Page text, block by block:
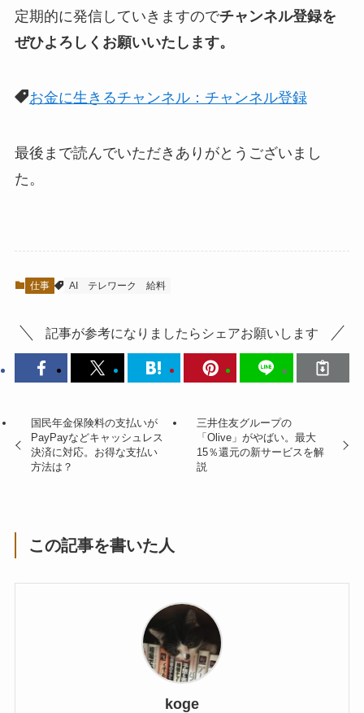
定期的に発信していきますのでチャンネル登録を
ぜひよろしくお願いいたします。
お金に生きるチャンネル：チャンネル登録
最後まで読んでいただきありがとうございまし
た。
仕事 AI テレワーク 給料
記事が参考になりましたらシェアお願いします
国民年金保険料の支払いが
PayPayなどキャッシュレス
決済に対応。お得な支払い
方法は？
三井住友グループの
「Olive」がやばい。最大
15％還元の新サービスを解
説
この記事を書いた人
koge